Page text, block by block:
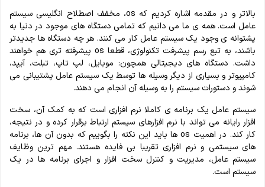
بالاتر و در مقدمه اشاره کردیم که os، مخفف اصطلاح انگلیسی سیستم
عامل است. همه ی ما می دانیم که تمامی دستگاه های موجود در دنیا به
پشتوانه ی وجود یک سیستم عامل کار می کنند. هر چه دستگاه ها جدیدتر
باشند، به تبع رسم پیشرفت تکنولوژی، قطعا os پیشرفته تری هم خواهند
داشت. دستگاه های دیجیتالی همچون: موبایل، لپ تاپ، تبلت، آیپد،
کامپیوتر و بسیاری از دیگر وسیله ها توسط یک سیستم عامل پشتیبانی می
شوند و دستورات سیستم را به وسیله آن انجام می دهند.
سیستم عامل یک برنامه ی کاملا نرم افزاری است که به کمک آن، سخت
افزار رایانه می تواند با نرم افزارهای سیستم ارتباط برقرار کرده و در نتیجه،
کار کند. در اهمیت os ها باید این نکته را بگوییم که بدون آن ها، برنامه
های سیستمی و نرم افزاری تقریبا بی فایده هستند. مهم ترین وظایف
سیستم عامل، مدیریت و کنترل سخت افزار و اجرای برنامه ها در یک‌
سیستم است.